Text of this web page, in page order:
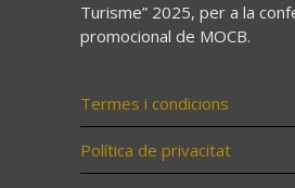
Turisme” 2025, per a la
promocional de MOCB.
Termes i condicions
Política de privacitat